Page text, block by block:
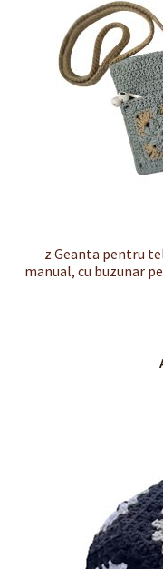
z Geanta pentru
manual, cu buzunar